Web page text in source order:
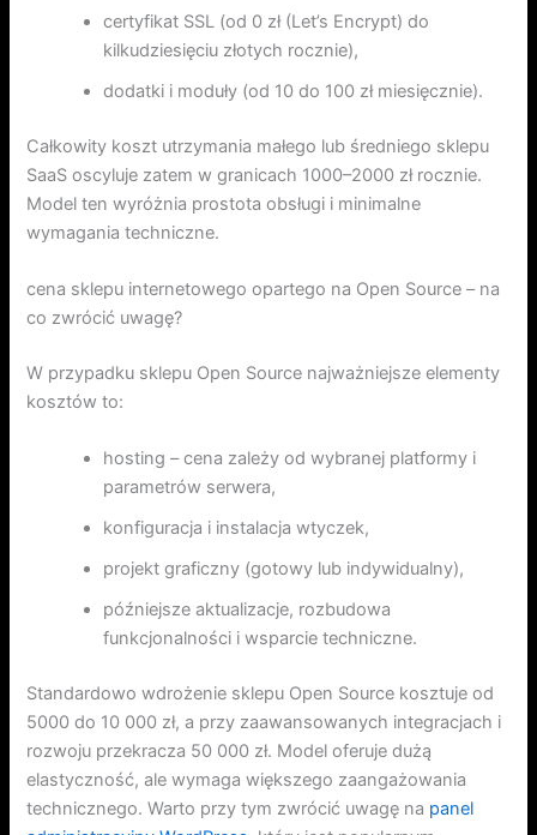
certyfikat SSL (od 0 zł (Let’s Encrypt) do
kilkudziesięciu złotych rocznie),
dodatki i moduły (od 10 do 100 zł miesięcznie).
Całkowity koszt utrzymania małego lub średniego sklepu
SaaS oscyluje zatem w granicach 1000–2000 zł rocznie.
Model ten wyróżnia prostota obsługi i minimalne
wymagania techniczne.
cena sklepu internetowego opartego na Open Source – na
co zwrócić uwagę?
W przypadku sklepu Open Source najważniejsze elementy
kosztów to:
hosting – cena zależy od wybranej platformy i
parametrów serwera,
konfiguracja i instalacja wtyczek,
projekt graficzny (gotowy lub indywidualny),
późniejsze aktualizacje, rozbudowa
funkcjonalności i wsparcie techniczne.
Standardowo wdrożenie sklepu Open Source kosztuje od
5000 do 10 000 zł, a przy zaawansowanych integracjach i
rozwoju przekracza 50 000 zł. Model oferuje dużą
elastyczność, ale wymaga większego zaangażowania
technicznego. Warto przy tym zwrócić uwagę na panel